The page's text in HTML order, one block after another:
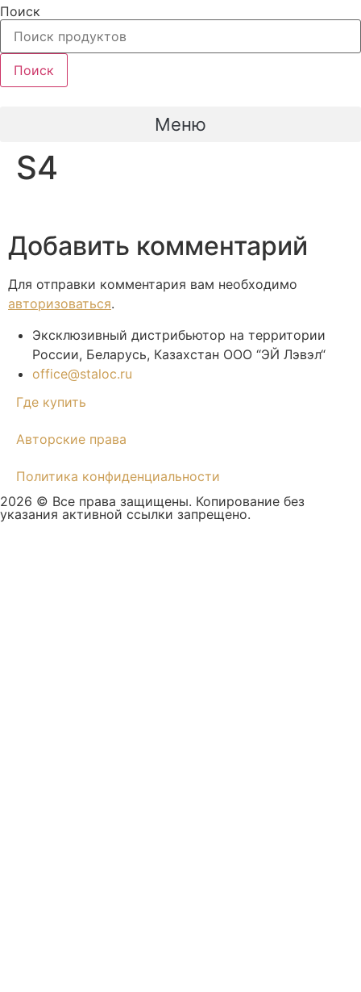
Перейти
содержимому
Поиск
Поиск
Меню
S4
Добавить комментарий
Для отправки комментария вам необходимо
авторизоваться.
Эксклюзивный дистрибьютор на территории
России, Беларусь, Казахстан ООО “ЭЙ Лэвэл“
office@staloc.ru
Где купить
Авторские права
Политика конфиденциальности
2026 © Все права защищены. Копирование без
указания активной ссылки запрещено.